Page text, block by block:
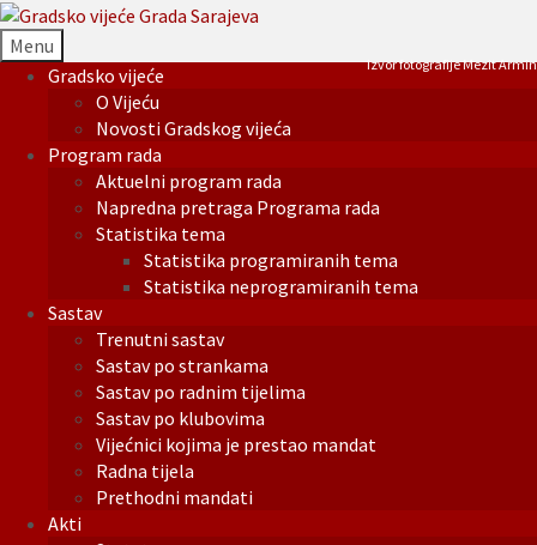
Menu
Gradsko vijeće
O Vijeću
Novosti Gradskog vijeća
Program rada
Aktuelni program rada
Napredna pretraga Programa rada
Statistika tema
Statistika programiranih tema
Statistika neprogramiranih tema
Sastav
Trenutni sastav
Sastav po strankama
Sastav po radnim tijelima
Sastav po klubovima
Vijećnici kojima je prestao mandat
Radna tijela
Prethodni mandati
Akti
Izvor fotografije Mezit Armin